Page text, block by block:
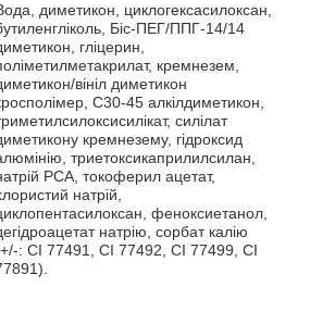
диметикон, циклогексасилоксан,
Біс-ПЕГ/ППГ-14/14
гліцерин,
кремнезем,
вініл диметикон
C30-45 алкілдиметикон,
силілат
кремнезему, гідроксид
триетоксикаприлилсилан,
PCA, токоферил ацетат,
натрій,
феноксиетанол,
натрію, сорбат калію
: CI 77491, CI 77492, CI 77499, CI